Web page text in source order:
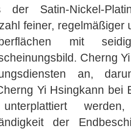
der Satin-Nickel-
feiner, regelmäßiger
mit seidig-
Cherng
an,
Yi Hsingkann bei
der